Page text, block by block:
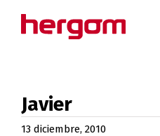
Javier
13 diciembre, 2010